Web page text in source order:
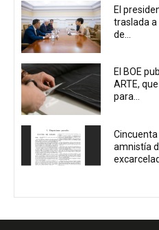
El
traslada a
de...
El BOE
ARTE,
para...
amnistía